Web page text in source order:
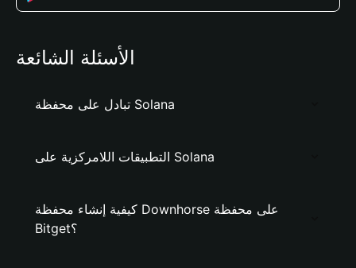
الأسئلة الشائعة
تبادل على محفظة Solana
التطبيقات اللامركزية على Solana
كيفية إنشاء محفظة Downhorse على محفظة
Bitget؟